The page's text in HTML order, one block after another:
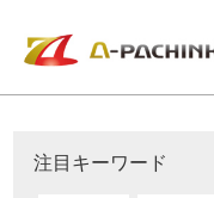
注目キーワード